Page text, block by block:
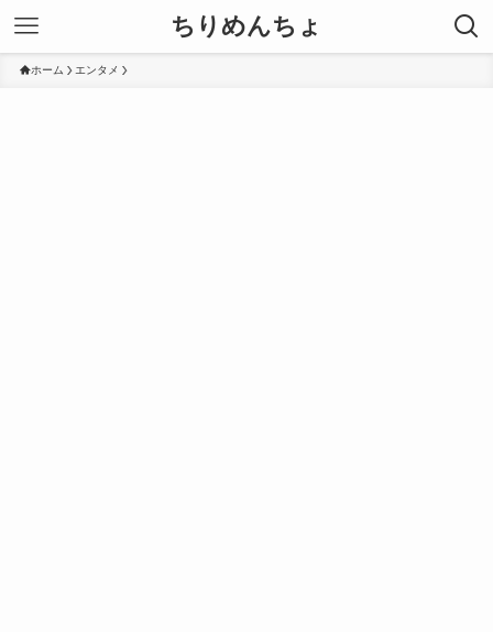
ちりめんちょ
ホーム エンタメ